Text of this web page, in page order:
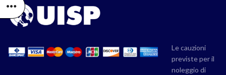
Le cauzioni
previste per il
noleggio di